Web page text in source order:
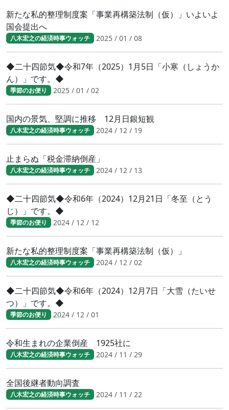
新たな私的整理制度案「事業再構築法制（仮）」いよいよ
国会提出へ
八木宏之の経済時事ウォッチ 2025 / 01 / 08
◆二十四節気◆令和7年（2025）1月5日「小寒（しょうか
ん）」です。◆
季節のお便り 2025 / 01 / 02
国内の景気、堅調に推移 12月日銀短観
八木宏之の経済時事ウォッチ 2024 / 12 / 19
止まらぬ「税金滞納倒産」
八木宏之の経済時事ウォッチ 2024 / 12 / 13
◆二十四節気◆令和6年（2024）12月21日「冬至（とう
じ）」です。◆
季節のお便り 2024 / 12 / 12
新たな私的整理制度案「事業再構築法制（仮）」
八木宏之の経済時事ウォッチ 2024 / 12 / 02
◆二十四節気◆令和6年（2024）12月7日「大雪（たいせ
つ）」です。◆
季節のお便り 2024 / 12 / 01
令和生まれの企業倒産 1925社に
八木宏之の経済時事ウォッチ 2024 / 11 / 29
全国後継者動向調査
八木宏之の経済時事ウォッチ 2024 / 11 / 22